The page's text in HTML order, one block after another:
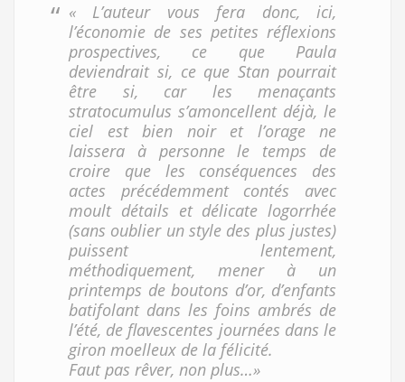
« L’auteur vous fera donc, ici,
l’économie de ses petites réflexions
prospectives, ce que Paula
deviendrait si, ce que Stan pourrait
être si, car les menaçants
stratocumulus s’amoncellent déjà, le
ciel est bien noir et l’orage ne
laissera à personne le temps de
croire que les conséquences des
actes précédemment contés avec
moult détails et délicate logorrhée
(sans oublier un style des plus justes)
puissent lentement,
méthodiquement, mener à un
printemps de boutons d’or, d’enfants
batifolant dans les foins ambrés de
l’été, de flavescentes journées dans le
giron moelleux de la félicité.
Faut pas rêver, non plus…»